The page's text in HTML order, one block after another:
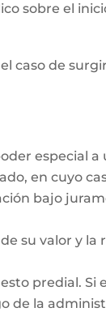
sobre el
caso de
especial a
en cuyo
bajo
su valor y la
predial. Si
de la